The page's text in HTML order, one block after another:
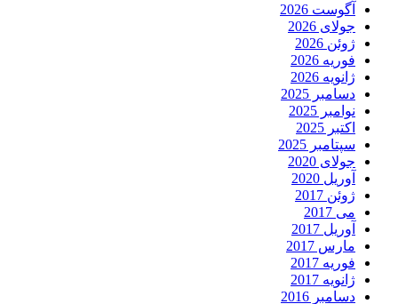
آگوست 2026
جولای 2026
ژوئن 2026
فوریه 2026
ژانویه 2026
دسامبر 2025
نوامبر 2025
اکتبر 2025
سپتامبر 2025
جولای 2020
آوریل 2020
ژوئن 2017
می 2017
آوریل 2017
مارس 2017
فوریه 2017
ژانویه 2017
دسامبر 2016